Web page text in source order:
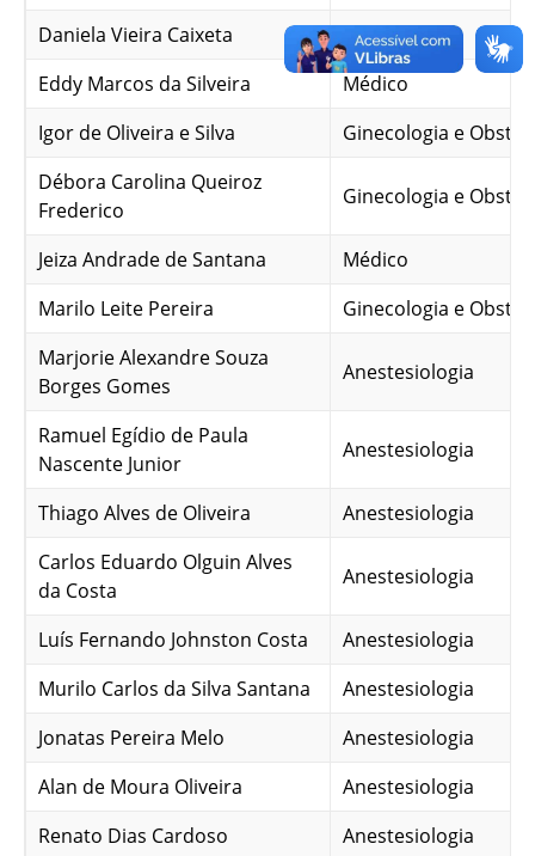
Daniela Vieira Caixeta
Médico
Eddy Marcos da Silveira
Médico
Igor de Oliveira e Silva
Ginecologia e
Débora Carolina Queiroz
Frederico
Ginecologia e
Jeiza Andrade de Santana
Médico
Marilo Leite Pereira
Ginecologia e
Marjorie Alexandre Souza
Borges Gomes
Anestesiologia
Ramuel Egídio de Paula
Nascente Junior
Anestesiologia
Thiago Alves de Oliveira
Anestesiologia
Carlos Eduardo Olguin Alves
da Costa
Anestesiologia
Luís Fernando Johnston Costa
Anestesiologia
Murilo Carlos da Silva Santana
Anestesiologia
Jonatas Pereira Melo
Anestesiologia
Alan de Moura Oliveira
Anestesiologia
Renato Dias Cardoso
Anestesiologia